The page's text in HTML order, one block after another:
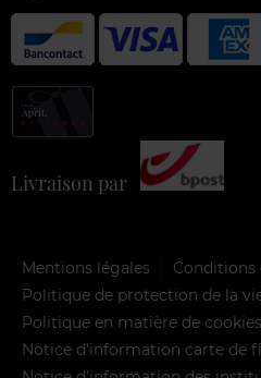
Livraison par
Mentions légales
Conditions
Politique de protection de la
Politique en matière de cookies
Notice d'information carte de